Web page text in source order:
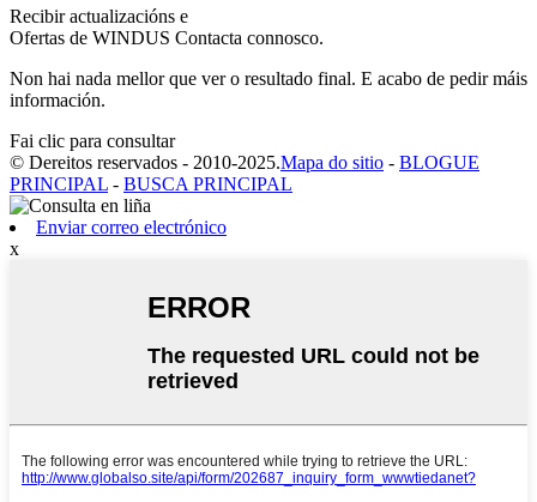
Recibir actualizacións e
Ofertas de WINDUS Contacta connosco.
Non hai nada mellor que ver o resultado final. E acabo de pedir máis
información.
Fai clic para consultar
© Dereitos reservados - 2010-2025.Mapa do sitio - BLOGUE
PRINCIPAL - BUSCA PRINCIPAL
Enviar correo electrónico
x